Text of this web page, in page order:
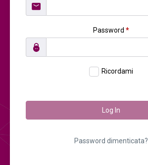
Password *
Ricordami
Log In
Password dimenticata?